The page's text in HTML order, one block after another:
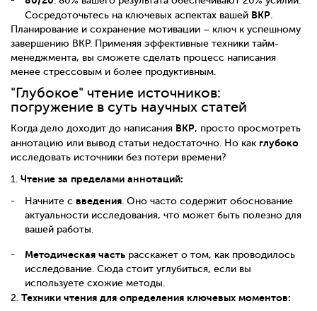
Сосредоточьтесь на ключевых аспектах вашей ВКР
Планирование и сохранение мотивации – ключ к успешному
завершению ВКР. Применяя эффективные техники тайм-
менеджмента, вы сможете сделать процесс написания
менее стрессовым и более продуктивным.
"Глубокое" чтение источников:
погружение в суть научных статей
Когда дело доходит до написания ВКР, просто просмотреть
аннотацию или вывод статьи недостаточно. Но как глубоко
исследовать источники без потери времени?
1. Чтение за пределами аннотаций:
Начните с введения. Оно часто содержит обоснование
актуальности исследования, что может быть полезно для
вашей работы.
Методическая часть расскажет о том, как проводилось
исследование. Сюда стоит углубиться, если вы
используете схожие методы.
2. Техники чтения для определения ключевых моментов: